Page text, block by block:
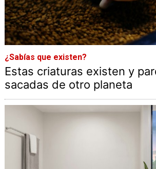
¿Sabías que existen?
Estas criaturas existen y
sacadas de otro planeta